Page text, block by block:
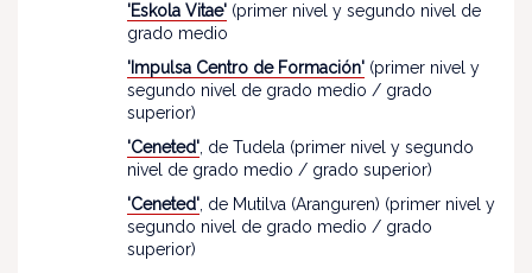
'Eskola Vitae' (primer nivel y segundo nivel de
grado medio
'Impulsa Centro de Formación' (primer nivel y
segundo nivel de grado medio / grado
superior)
'Ceneted' , de Tudela (primer nivel y segundo
nivel de grado medio / grado superior)
'Ceneted' , de Mutilva (Aranguren) (primer nivel y
segundo nivel de grado medio / grado
superior)